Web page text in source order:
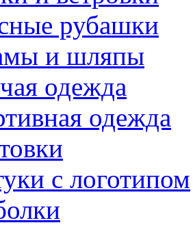
рубашки
и шляпы
одежда
одежда
с логотипом